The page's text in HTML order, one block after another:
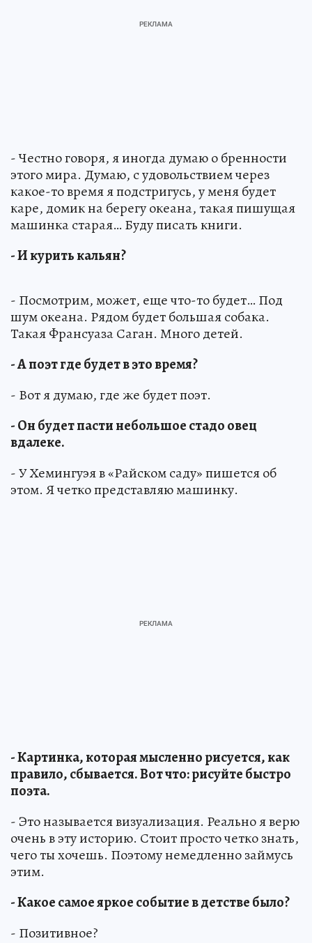
- Честно говоря, я иногда думаю о бренности
этого мира. Думаю, с удовольствием через
какое-то время я подстригусь, у меня будет
каре, домик на берегу океана, такая пишущая
машинка старая… Буду писать книги.
- И курить кальян?
- Посмотрим, может, еще что-то будет… Под
шум океана. Рядом будет большая собака.
Такая Франсуаза Саган. Много детей.
- А поэт где будет в это время?
- Вот я думаю, где же будет поэт.
- Он будет пасти небольшое стадо овец
вдалеке.
- У Хемингуэя в «Райском саду» пишется об
этом. Я четко представляю машинку.
- Картинка, которая мысленно рисуется, как
правило, сбывается. Вот что: рисуйте быстро
поэта.
- Это называется визуализация. Реально я верю
очень в эту историю. Стоит просто четко знать,
чего ты хочешь. Поэтому немедленно займусь
этим.
- Какое самое яркое событие в детстве было?
- Позитивное?